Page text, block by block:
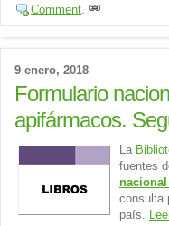
Comment.
9 enero, 2018
Formulario
apifármacos.
La
fuentes
consulta
país.